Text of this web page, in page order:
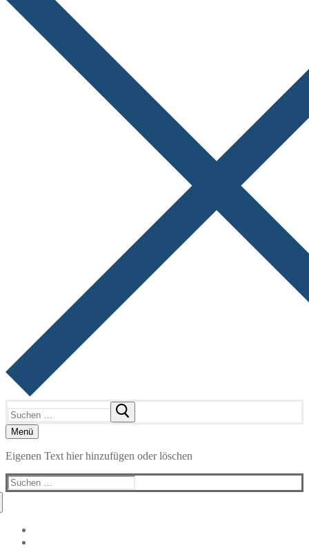
nach:
Menü
Eigenen Text hier hinzufügen oder löschen
Suchen
nach: